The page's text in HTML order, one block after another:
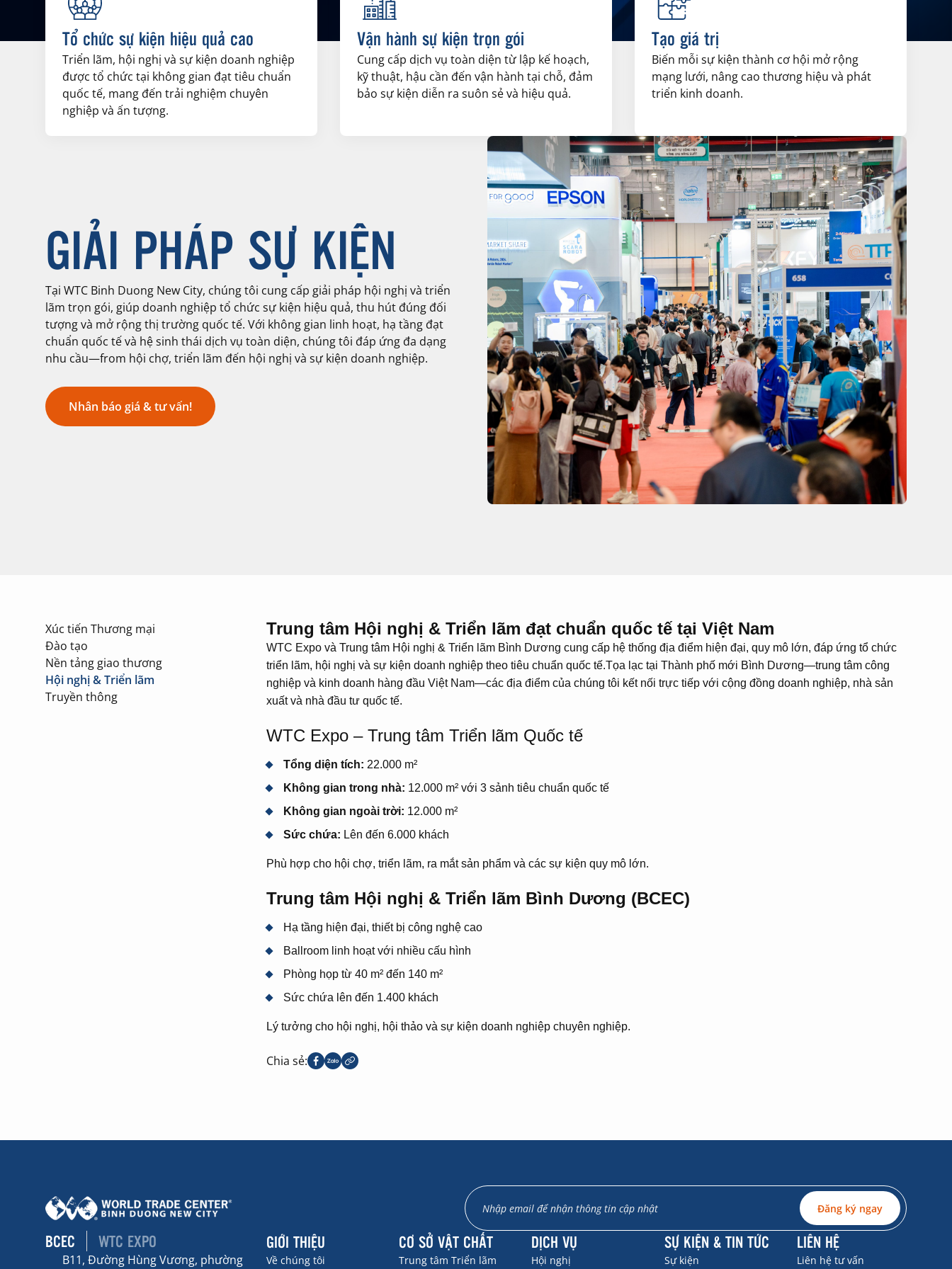
Tổ chức sự kiện hiệu quả cao
Triển lãm, hội nghị và sự kiện doanh nghiệp
được tổ chức tại không gian đạt tiêu chuẩn
quốc tế, mang đến trải nghiệm chuyên
nghiệp và ấn tượng.
Vận hành sự kiện trọn gói
Cung cấp dịch vụ toàn diện từ lập kế hoạch,
kỹ thuật, hậu cần đến vận hành tại chỗ, đảm
bảo sự kiện diễn ra suôn sẻ và hiệu quả.
Tạo giá trị
Biến mỗi sự kiện thành cơ hội mở rộng
mạng lưới, nâng cao thương hiệu và phát
triển kinh doanh.
GIẢI PHÁP SỰ KIỆN
Tại WTC Binh Duong New City, chúng tôi cung cấp giải pháp hội nghị và triển
lãm trọn gói, giúp doanh nghiệp tổ chức sự kiện hiệu quả, thu hút đúng đối
tượng và mở rộng thị trường quốc tế. Với không gian linh hoạt, hạ tầng đạt
chuẩn quốc tế và hệ sinh thái dịch vụ toàn diện, chúng tôi đáp ứng đa dạng
nhu cầu—from hội chợ, triển lãm đến hội nghị và sự kiện doanh nghiệp.
Nhân báo giá & tư vấn!
Xúc tiến Thương mại
Đào tạo
Nền tảng giao thương
Hội nghị & Triển lãm
Truyền thông
Trung tâm Hội nghị & Triển lãm đạt chuẩn quốc tế tại Việt Nam
WTC Expo và Trung tâm Hội nghị & Triển lãm Bình Dương cung cấp hệ thống địa điểm hiện đại, quy mô lớn, đáp ứng tổ chức
triển lãm, hội nghị và sự kiện doanh nghiệp theo tiêu chuẩn quốc tế.Tọa lạc tại Thành phố mới Bình Dương—trung tâm công
nghiệp và kinh doanh hàng đầu Việt Nam—các địa điểm của chúng tôi kết nối trực tiếp với cộng đồng doanh nghiệp, nhà sản
xuất và nhà đầu tư quốc tế.
WTC Expo – Trung tâm Triển lãm Quốc tế
Tổng diện tích: 22.000 m²
Không gian trong nhà: 12.000 m² với 3 sảnh tiêu chuẩn quốc tế
Không gian ngoài trời: 12.000 m²
Sức chứa: Lên đến 6.000 khách
Phù hợp cho hội chợ, triển lãm, ra mắt sản phẩm và các sự kiện quy mô lớn.
Trung tâm Hội nghị & Triển lãm Bình Dương (BCEC)
Hạ tầng hiện đại, thiết bị công nghệ cao
Ballroom linh hoạt với nhiều cấu hình
Phòng họp từ 40 m² đến 140 m²
Sức chứa lên đến 1.400 khách
Lý tưởng cho hội nghị, hội thảo và sự kiện doanh nghiệp chuyên nghiệp.
Chia sẻ:
Đăng ký ngay
BCEC WTC EXPO
B11, Đường Hùng Vương, phường
GIỚI THIỆU
Về chúng tôi
CƠ SỞ VẬT CHẤT
Trung tâm Triển lãm
DỊCH VỤ
Hội nghị
SỰ KIỆN & TIN TỨC
Sự kiện
LIÊN HỆ
Liên hệ tư vấn